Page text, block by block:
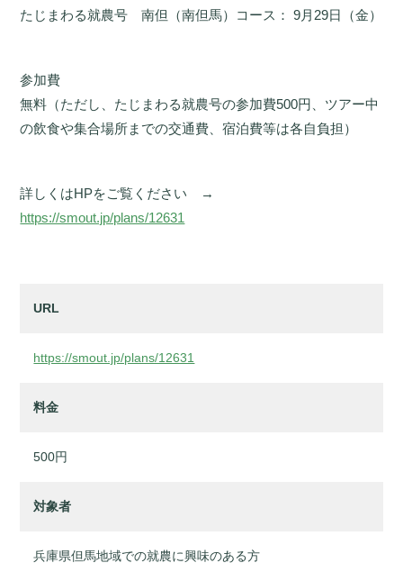
たじまわる就農号 南但（南但馬）コース： 9月29日（金）
参加費
無料（ただし、たじまわる就農号の参加費500円、ツアー中
の飲食や集合場所までの交通費、宿泊費等は各自負担）
詳しくはHPをご覧ください →
https://smout.jp/plans/12631
URL
https://smout.jp/plans/12631
料金
500円
対象者
兵庫県但馬地域での就農に興味のある方